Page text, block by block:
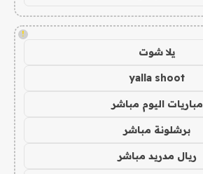
!
يلا شوت
yalla shoot
مباريات اليوم مباشر
برشلونة مباشر
ريال مدريد مباشر